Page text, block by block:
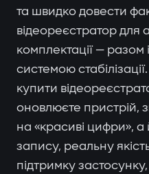
та швидко довести
відеореєстратор для
комплектації —
системою
купити
оновлюєте пристрій,
на «красиві цифри», а
запису, реальну
підтримку